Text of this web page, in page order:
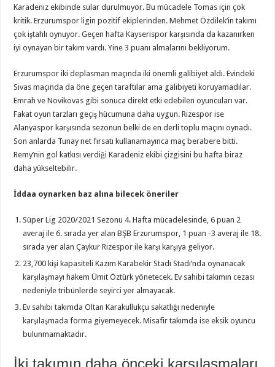
Karadeniz ekibinde sular durulmuyor. Bu mücadele Tomas için çok
kritik. Erzurumspor ligin pozitif ekiplerinden. Mehmet Özdilek’in takımı
çok iştahlı oynuyor. Geçen hafta Kayserispor karşısında da kazanırken
iyi oynayan bir takım vardı. Yine 3 puanı almalarını bekliyorum.
Erzurumspor iki deplasman maçında iki önemli galibiyet aldı. Evindeki
Sivas maçında da öne geçen taraftılar ama galibiyeti koruyamadılar.
Emrah ve Novikovas gibi sonuca direkt etki edebilen oyuncuları var.
Fakat oyun tarzları geçiş hücumuna daha uygun. Rizespor ise
Alanyaspor karşısında sezonun belki de en derli toplu maçını oynadı.
Son anlarda Tunay net fırsatı kullanamayınca maç berabere bitti.
Remy’nin gol katkısı verdiği Karadeniz ekibi çizgisini bu hafta biraz
daha yükseltebilir.
İddaa oynarken baz alına bilecek öneriler
Süper Lig 2020/2021 Sezonu 4. Hafta mücadelesinde, 6 puan 2
averaj ile 6. sırada yer alan BŞB Erzurumspor, 1 puan -3 averaj ile 18.
sırada yer alan Çaykur Rizespor ile karşı karşıya geliyor.
23,700 kişi kapasiteli Kazım Karabekir Stadı Stadı’nda oynanacak
karşılaşmayı hakem Ümit Öztürk yönetecek. Ev sahibi takımın cezası
nedeniyle tribünlerde seyirci yer almayacak.
Ev sahibi takımda Oltan Karakullukçu sakatlığı nedeniyle
karşılaşmada forma giyemeyecek. Misafir takımda ise eksik oyuncu
bulunmamaktadır.
İki takımın daha önceki karşılaşmaları